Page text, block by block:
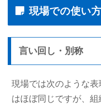
現場での使い方
言い回し・別称
現場では次のような
はほぼ同じですが、